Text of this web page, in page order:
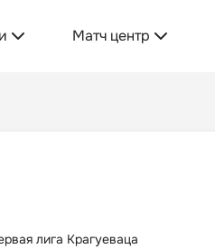
Матч центр
лига Крагуеваца